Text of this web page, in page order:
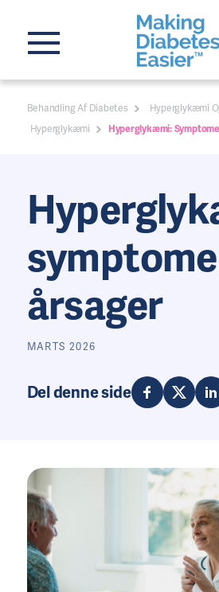
Behandling Af Diabetes
Hyperglykæmi
Hyperglykæmi
Hyperglykæmi:
årsager
MARTS 2026
Del denne side